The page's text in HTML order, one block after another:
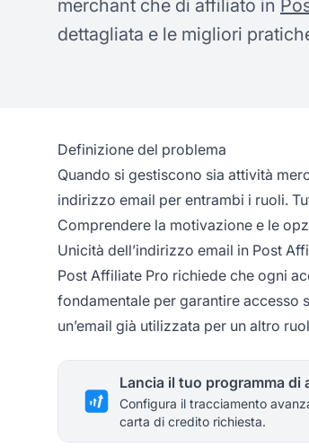
merchant che di affiliato in
dettagliata e le migliori
Definizione del problema
Quando si gestiscono sia attività
indirizzo email per entrambi i ruoli.
Comprendere la motivazione e le
Unicità dell’indirizzo email in Post
Post Affiliate Pro richiede che ogni
fondamentale per garantire accesso
un’email già utilizzata per un altro
Lancia il tuo programma di
Configura il tracciamento
carta di credito richiesta.